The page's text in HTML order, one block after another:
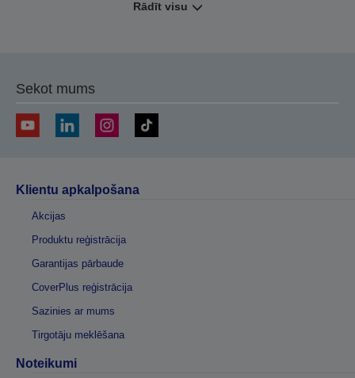
Rādīt visu
Sekot mums
Klientu apkalpošana
Akcijas
Produktu reģistrācija
Garantijas pārbaude
CoverPlus reģistrācija
Sazinies ar mums
Tirgotāju meklēšana
Noteikumi